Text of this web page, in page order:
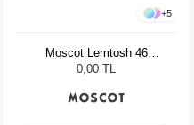
+5
Moscot Lemtosh 46
Tortoise American Grey
Fade
0,00 TL